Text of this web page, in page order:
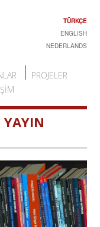
TÜRKÇE
ENGLISH
NEDERLANDS
PROJELER
YAYIN